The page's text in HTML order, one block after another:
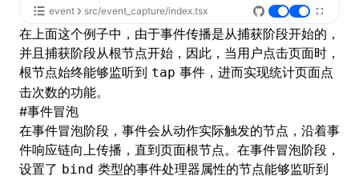
event src/event_capture/index.tsx
在上面这个例子中，由于事件传播是从捕获阶段开始的，
并且捕获阶段从根节点开始，因此，当用户点击页面时，
根节点始终能够监听到 tap 事件，进而实现统计页面点
击次数的功能。
#事件冒泡
在事件冒泡阶段，事件会从动作实际触发的节点，沿着事
件响应链向上传播，直到页面根节点。在事件冒泡阶段，
设置了 bind 类型的事件处理器属性的节点能够监听到